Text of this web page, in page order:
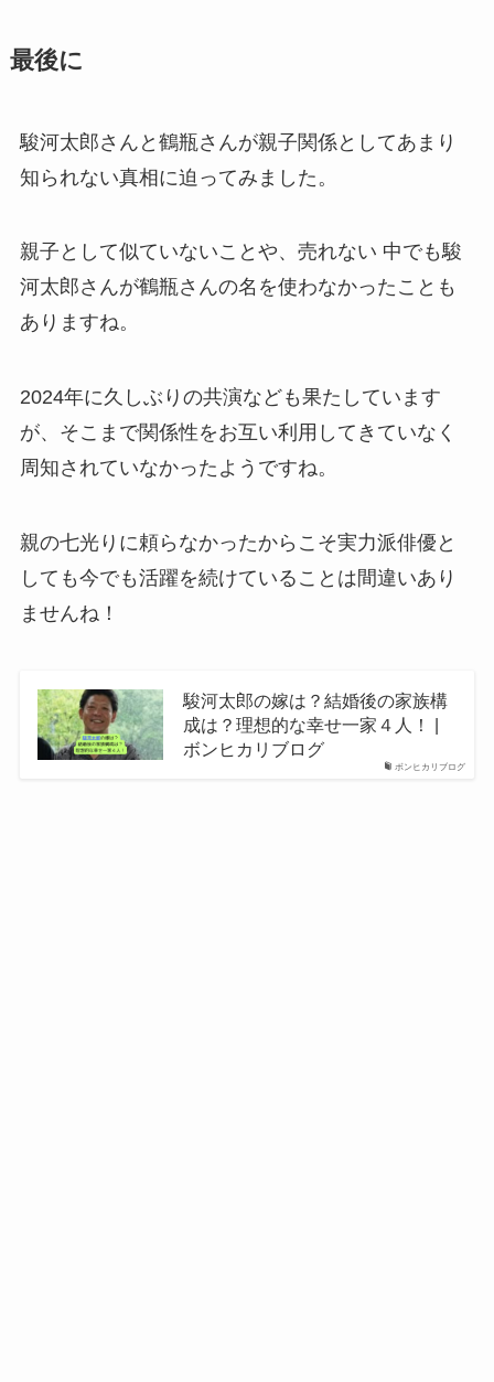
最後に
駿河太郎さんと鶴瓶さんが親子関係としてあまり
知られない真相に迫ってみました。
親子として似ていないことや、売れない 中でも駿
河太郎さんが鶴瓶さんの名を使わなかったことも
ありますね。
2024年に久しぶりの共演なども果たしています
が、そこまで関係性をお互い利用してきていなく
周知されていなかったようですね。
親の七光りに頼らなかったからこそ実力派俳優と
しても今でも活躍を続けていることは間違いあり
ませんね！
ボンヒカリブログ
駿河太郎の嫁は？結婚後の家族構
成は？理想的な幸せ一家４人！ |
ボンヒカリブログ